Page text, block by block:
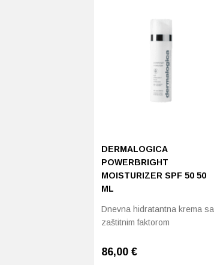
DERMALOGICA
POWERBRIGHT
MOISTURIZER SPF 50 50
ML
Dnevna hidratantna krema sa
zaštitnim faktorom
86,00 €